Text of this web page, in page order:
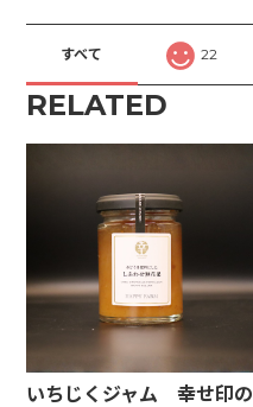
すべて 22
RELATED
いちじくジャム 幸せ印の